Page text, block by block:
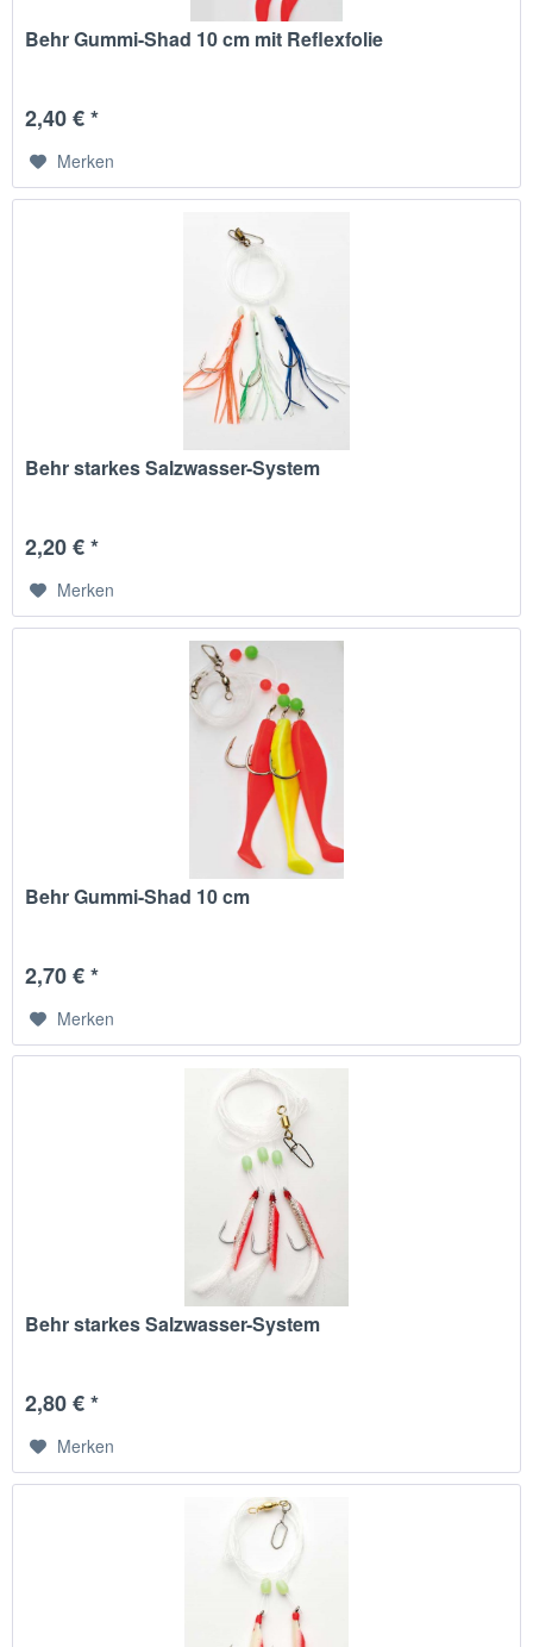
Behr Gummi-Shad 10 cm mit Reflexfolie
2,40 € *
Merken
Behr starkes Salzwasser-System
2,20 € *
Merken
Behr Gummi-Shad 10 cm
2,70 € *
Merken
Behr starkes Salzwasser-System
2,80 € *
Merken